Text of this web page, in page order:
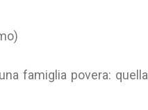
famiglia povera: quella